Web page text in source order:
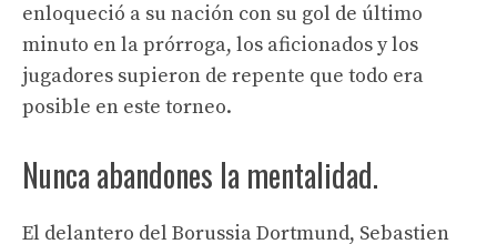
enloqueció a su nación con su gol de último
minuto en la prórroga, los aficionados y los
jugadores supieron de repente que todo era
posible en este torneo.
Nunca abandones la mentalidad.
El delantero del Borussia Dortmund, Sebastien